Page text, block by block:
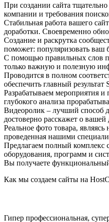
При создании сайта
компании и требования
Стабильная работа вашего
доработки. Своевременно
Создание и раскрутка
поможет: популяризовать ваш
С помощью правильных слов
только важную и полезную
Проводится в полном
обеспечить главный
Разрабатываем мероприятия
глубокого анализа
Видеоролик – лучший способ
достоверно расскажет о вашей
Реальное фото товара,
проведенная нашими
Предлагаем полный комплекс
оборудования, программ и
Вы получаете
Как мы создаем сайты на
Гипер профессиональная,